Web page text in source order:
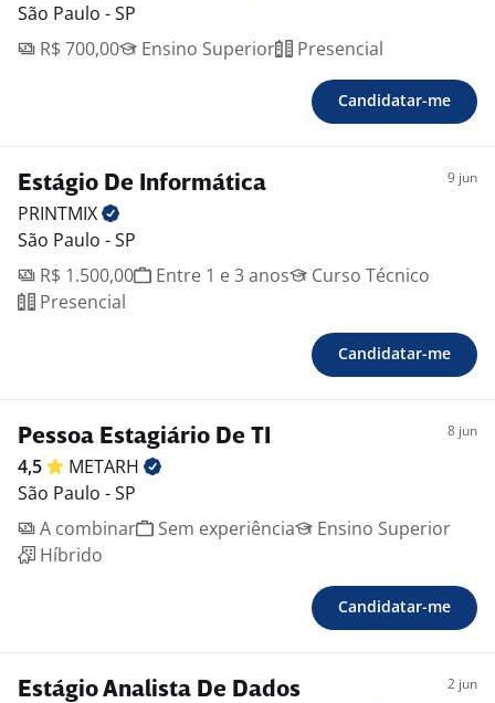
São Paulo - SP
R$ 700,00
Ensino Superior Presencial
Candidatar-me
Estágio De Informática 9 jun
PRINTMIX
São Paulo - SP
R$ 1.500,00
Entre 1 e 3 anos
Curso Técnico
Presencial
Candidatar-me
Pessoa Estagiário De TI 8 jun
4,5
METARH
São Paulo - SP
A combinar
Sem experiência
Ensino Superior
Híbrido
Candidatar-me
Estágio Analista De Dados 2 jun